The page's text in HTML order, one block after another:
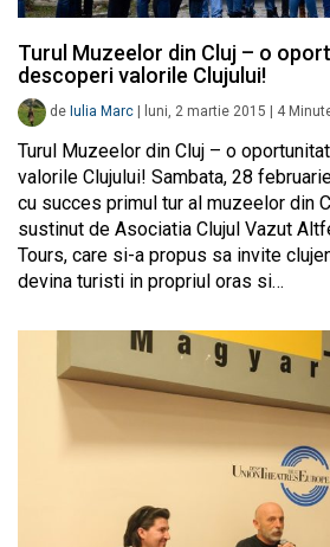
Turul Muzeelor din Cluj – o
descoperi valorile Clujului!
de Iulia Marc luni, 2 martie 2015 4
Turul Muzeelor din Cluj – o
valorile Clujului! Sambata, 28
cu succes primul tur al muzeelor din
sustinut de Asociatia Clujul Vazut
Tours, care si-a propus sa invite
devina turisti in propriul oras si…